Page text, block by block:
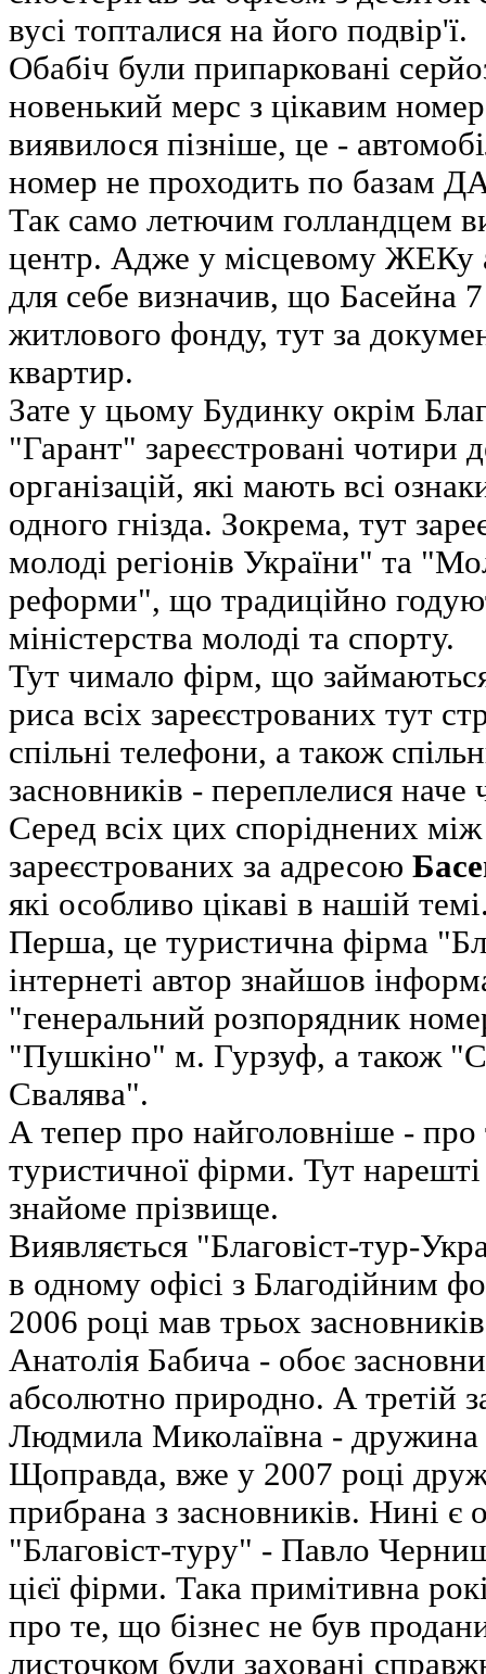
вусі топталися на його подвір'ї.
Обабіч були припарковані
новенький мерс з цікавим
виявилося пізніше, це -
номер не проходить по базам
Так само летючим голландцем
центр. Адже у місцевому ЖЕКу
для себе визначив, що Басейна
житлового фонду, тут за
квартир.
Зате у цьому Будинку окрім
"Гарант" зареєстровані чотири
організацій, які мають всі
одного гнізда. Зокрема, тут
молоді регіонів України" та
реформи", що традиційно
міністерства молоді та спорту.
Тут чимало фірм, що
риса всіх зареєстрованих тут
спільні телефони, а також
засновників - переплелися наче
Серед всіх цих споріднених
зареєстрованих за адресою
які особливо цікаві в нашій
Перша, це туристична фірма
інтернеті автор знайшов
"генеральний розпорядник
"Пушкіно" м. Гурзуф, а також
Свалява".
А тепер про найголовніше - про
туристичної фірми. Тут
знайоме прізвище.
Виявляється "Благовіст-тур-
в одному офісі з Благодійним
2006 році мав трьох
Анатолія Бабича - обоє
абсолютно природно. А третій
Людмила Миколаївна -
Щоправда, вже у 2007 році
прибрана з засновників. Нині є
"Благовіст-туру" - Павло
цієї фірми. Така примітивна
про те, що бізнес не був
листочком були заховані